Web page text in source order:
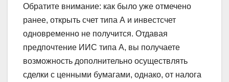
Обратите внимание: как было уже отмечено
ранее, открыть счет типа А и инвестсчет
одновременно не получится. Отдавая
предпочтение ИИС типа А, вы получаете
возможность дополнительно осуществлять
сделки с ценными бумагами, однако, от налога